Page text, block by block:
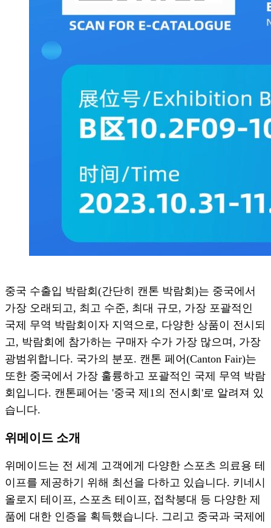
중국 수출입 박람회(간단히 캔톤 박람회)는 중국에서
가장 오래되고, 최고 수준, 최대 규모, 가장 포괄적인
국제 무역 박람회이자 지역으로, 다양한 상품이 전시되
고, 박람회에 참가하는 구매자 수가 가장 많으며, 가장
광범위합니다. 국가의 분포. 캔톤 페어(Canton Fair)는
또한 중국에서 가장 훌륭하고 포괄적인 국제 무역 박람
회입니다. 캔톤페어는 '중국 제1의 전시회'로 알려져 있
습니다.
위메이드 소개
위메이드는 전 세계 고객에게 다양한 스포츠 의료용 테
이프를 제공하기 위해 최선을 다하고 있습니다. 키네시
올로지 테이프, 스포츠 테이프, 접착붕대 등 다양한 제
품에 대한 인증을 획득했습니다. 그리고 중국과 국제에